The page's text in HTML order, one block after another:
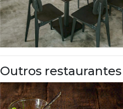
Outros